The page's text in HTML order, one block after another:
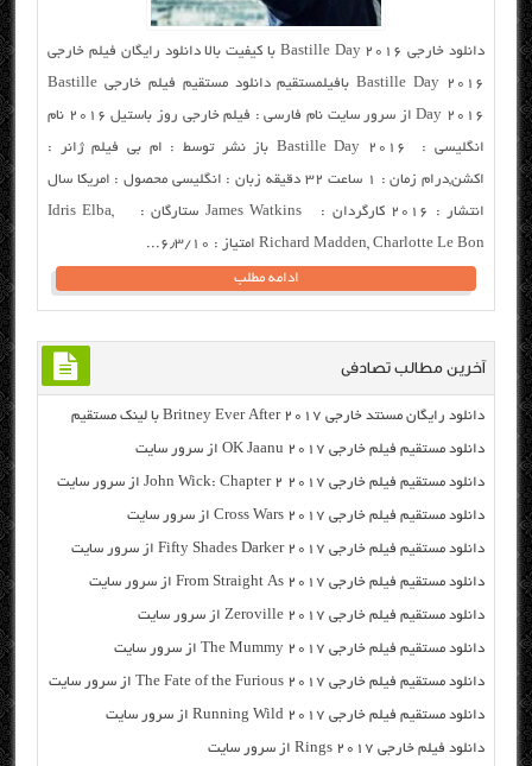
دانلود خارجی Bastille Day 2016 با کیفیت بالا دانلود رایگان فیلم خارجی
Bastille Day ۲۰۱۶ بافیلمستقیم دانلود مستقیم فیلم خارجی Bastille
Day 2016 از سرور سایت نام فارسی : فیلم خارجی روز باستیل ۲۰۱۶ نام
انگلیسی : Bastille Day 2016 باز نشر توسط : ام بی فیلم ژانر :
اکشن,درام زمان : ۱ ساعت ۳۲ دقیقه زبان : انگلیسی محصول : امریکا سال
انتشار : ۲۰۱۶ کارگردان : James Watkins ستارگان : Idris Elba,
Richard Madden, Charlotte Le Bon امتیاز : ۶٫۳/۱۰...
ادامه مطلب
آخرین مطالب تصادفی
دانلود رایگان مسنتد خارجی Britney Ever After 2017 با لینک مستقیم
دانلود مستقیم فیلم خارجی OK Jaanu 2017 از سرور سایت
دانلود مستقیم فیلم خارجی John Wick: Chapter 2 2017 از سرور سایت
دانلود مستقیم فیلم خارجی Cross Wars 2017 از سرور سایت
دانلود مستقیم فیلم خارجی Fifty Shades Darker 2017 از سرور سایت
دانلود مستقیم فیلم خارجی From Straight As 2017 از سرور سایت
دانلود مستقیم فیلم خارجی Zeroville 2017 از سرور سایت
دانلود مستقیم فیلم خارجی The Mummy 2017 از سرور سایت
دانلود مستقیم فیلم خارجی The Fate of the Furious 2017 از سرور سایت
دانلود مستقیم فیلم خارجی Running Wild 2017 از سرور سایت
دانلود فیلم خارجی Rings 2017 از سرور سایت